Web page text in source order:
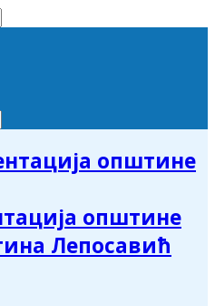
општине
Лепосавић